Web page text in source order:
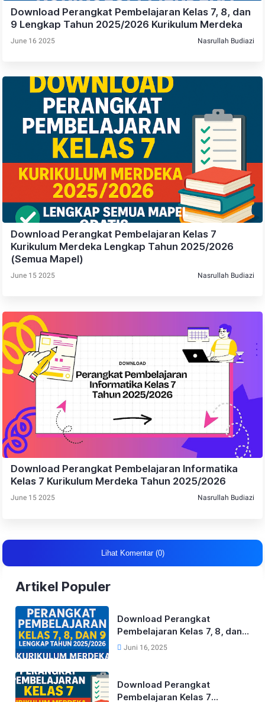
Download Perangkat Pembelajaran Kelas 7, 8, dan
9 Lengkap Tahun 2025/2026 Kurikulum Merdeka
June 16 2025 Nasrullah Budiazi
Download Perangkat Pembelajaran Kelas 7
Kurikulum Merdeka Lengkap Tahun 2025/2026
(Semua Mapel)
June 15 2025 Nasrullah Budiazi
Download Perangkat Pembelajaran Informatika
Kelas 7 Kurikulum Merdeka Tahun 2025/2026
June 15 2025 Nasrullah Budiazi
Lihat Komentar (0)
Artikel Populer
Download Perangkat
Pembelajaran Kelas 7, 8, dan
9 Lengkap Tahun 2025/2026
Juni 16, 2025
Download Perangkat
Pembelajaran Kelas 7